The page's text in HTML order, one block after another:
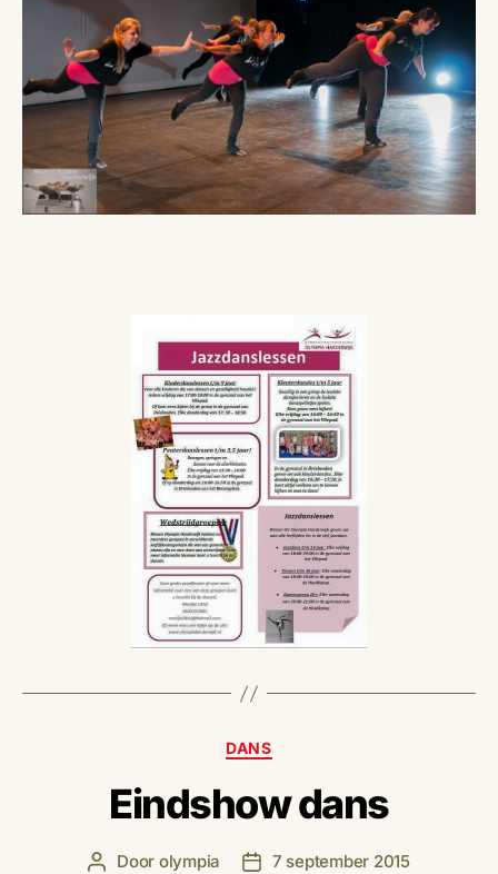
Categorieën
DANS
Eindshow dans
Berichtauteur
Door olympia Berichtdatum
7 september 2015